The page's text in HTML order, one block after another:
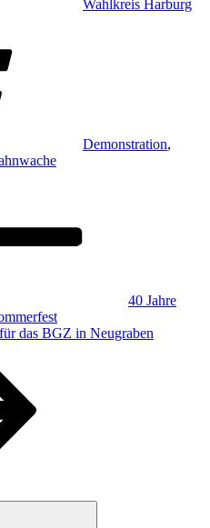
Wahlkreis Harburg
Demonstration,
40 Jahre
das BGZ in Neugraben